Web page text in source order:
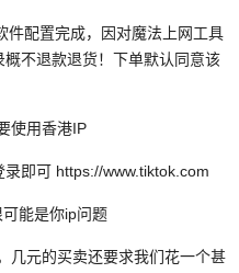
件配置完成，因对魔法上网工具
不退款退货！下单默认同意该
使用香港IP
即可 https://www.tiktok.com
能是你ip问题
几元的买卖还要求我们花一个甚